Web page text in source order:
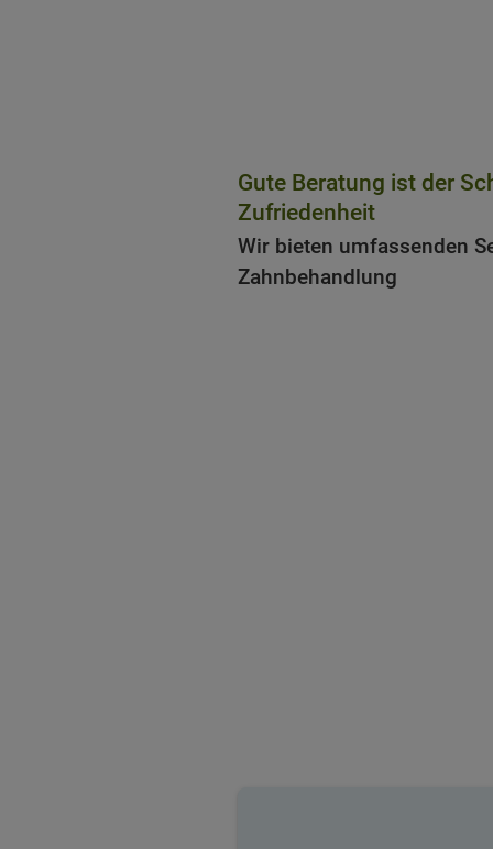
Gute Beratung ist der
Zufriedenheit
Wir bieten umfassenden
Zahnbehandlung